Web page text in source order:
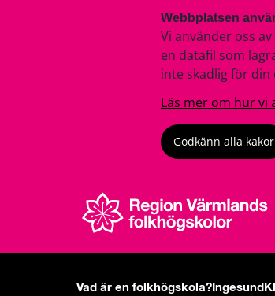
Webbplatsen
Vi använder oss
en datafil som
inte skadlig för din
Läs mer om hur vi
Godkänn alla kakor
Vad är en folkhögskola?Ingesund